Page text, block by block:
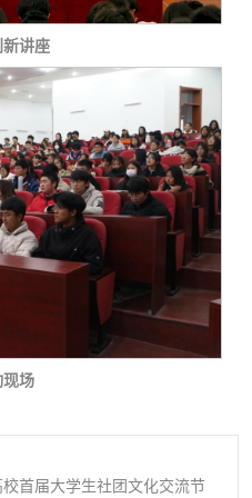
讲座
现场
首届大学生社团文化交流节